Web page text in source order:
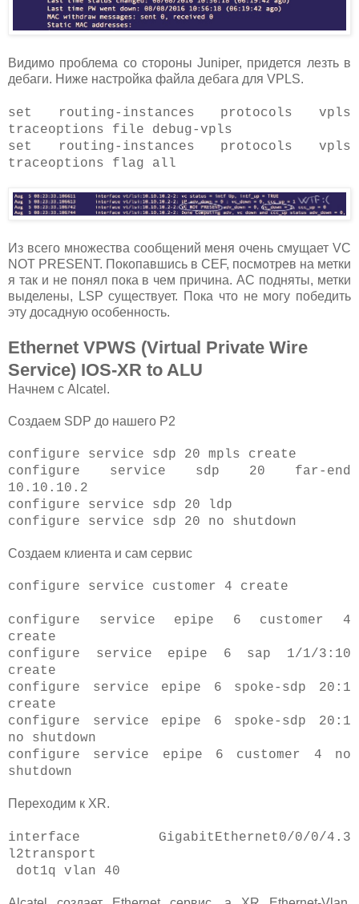
Видимо проблема со стороны Juniper, придется лезть в
дебаги. Ниже настройка файла дебага для VPLS.
set routing-instances protocols vpls
traceoptions file debug-vpls
set routing-instances protocols vpls
traceoptions flag all
Из всего множества сообщений меня очень смущает VC
NOT PRESENT. Покопавшись в CEF, посмотрев на метки
я так и не понял пока в чем причина. AC подняты, метки
выделены, LSP существует. Пока что не могу победить
эту досадную особенность.
Ethernet VPWS (Virtual Private Wire
Service) IOS-XR to ALU
Начнем с Alcatel.
Создаем SDP до нашего P2
configure service sdp 20 mpls create
configure service sdp 20 far-end
10.10.10.2
configure service sdp 20 ldp
configure service sdp 20 no shutdown
Создаем клиента и сам сервис
configure service customer 4 create
configure service epipe 6 customer 4
create
configure service epipe 6 sap 1/1/3:10
create
configure service epipe 6 spoke-sdp 20:1
create
configure service epipe 6 spoke-sdp 20:1
no shutdown
configure service epipe 6 customer 4 no
shutdown
Переходим к XR.
interface GigabitEthernet0/0/0/4.3
l2transport
dot1q vlan 40